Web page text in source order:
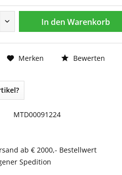
In den Warenkorb
Merken Bewerten
MTD00091224
ab € 2000,- Bestellwert
Spedition